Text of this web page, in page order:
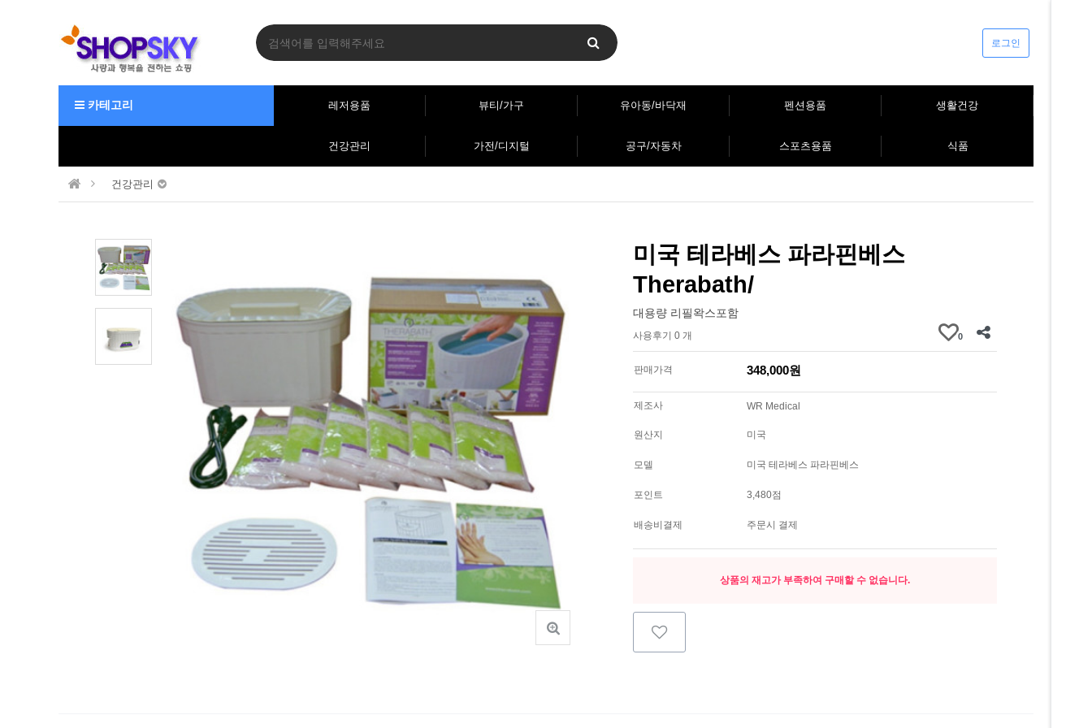
로그인
카테고리 레저용품 뷰티/가구 유아동/바닥재 펜션용품 생활건강
건강관리 가전/디지털 공구/자동차 스포츠용품 식품
건강관리
미국 테라베스 파라핀베스
Therabath/
대용량 리필왁스포함
사용후기 0 개 0
판매가격 348,000원
제조사 WR Medical
원산지 미국
모델 미국 테라베스 파라핀베스
포인트 3,480점
배송비결제 주문시 결제
상품의 재고가 부족하여 구매할 수 없습니다.